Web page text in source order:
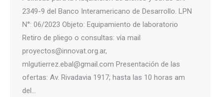
2349-9 del Banco Interamericano de Desarrollo. LPN
N°: 06/2023 Objeto: Equipamiento de laboratorio
Retiro de pliego o consultas: vía mail
proyectos@innovat.org.ar,
mlgutierrez.ebal@gmail.com Presentación de las
ofertas: Av. Rivadavia 1917; hasta las 10 horas am
del…